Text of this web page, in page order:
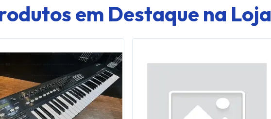
em Destaque na Loja